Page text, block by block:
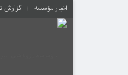
اخبار مؤسسه گزارش